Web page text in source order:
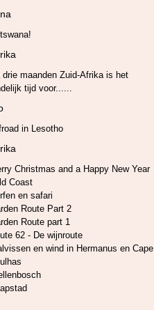
drie maanden Zuid-Afrika is het
tijd voor......
in Lesotho
Christmas and a Happy New Year
Coast
en safari
Route Part 2
Route part 1
62 - De wijnroute
en wind in Hermanus en Cape